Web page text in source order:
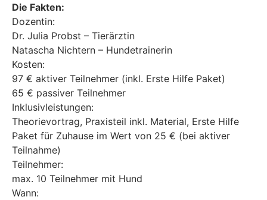
Die Fakten:
Dozentin:
Dr. Julia Probst – Tierärztin
Natascha Nichtern – Hundetrainerin
Kosten:
97 € aktiver Teilnehmer (inkl. Erste Hilfe Paket)
65 € passiver Teilnehmer
Inklusivleistungen:
Theorievortrag, Praxisteil inkl. Material, Erste Hilfe
Paket für Zuhause im Wert von 25 € (bei aktiver
Teilnahme)
Teilnehmer:
max. 10 Teilnehmer mit Hund
Wann: